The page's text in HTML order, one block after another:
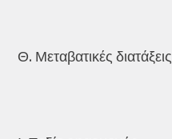
Θ. Μεταβατικές διατάξεις